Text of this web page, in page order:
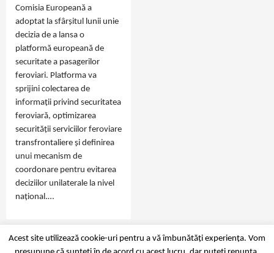
Comisia Europeană a
adoptat la sfârșitul lunii unie
decizia de a lansa o
platformă europeană de
securitate a pasagerilor
feroviari. Platforma va
sprijini colectarea de
informații privind securitatea
feroviară, optimizarea
securității serviciilor feroviare
transfrontaliere și definirea
unui mecanism de
coordonare pentru evitarea
deciziilor unilaterale la nivel
național.…
Acest site utilizează cookie-uri pentru a vă îmbunătăți experiența. Vom